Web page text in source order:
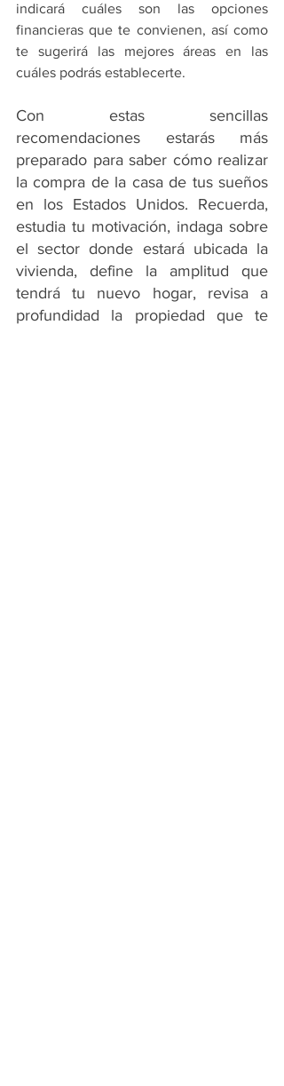
indicará cuáles son las opciones
financieras que te convienen, así como
te sugerirá las mejores áreas en las
cuáles podrás establecerte.
Con estas sencillas
recomendaciones estarás más
preparado para saber cómo realizar
la compra de la casa de tus sueños
en los Estados Unidos. Recuerda,
estudia tu motivación, indaga sobre
el sector donde estará ubicada la
vivienda, define la amplitud que
tendrá tu nuevo hogar, revisa a
profundidad la propiedad que te